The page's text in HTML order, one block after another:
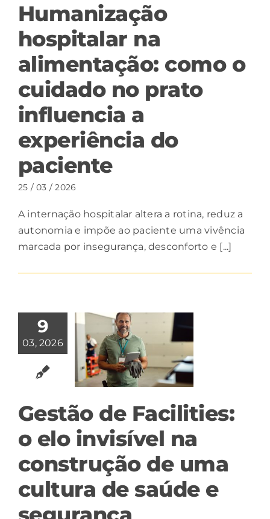
Humanização
hospitalar na
alimentação: como o
cuidado no prato
influencia a
experiência do
paciente
25 / 03 / 2026
A internação hospitalar altera a rotina, reduz a
autonomia e impõe ao paciente uma vivência
marcada por insegurança, desconforto e [...]
9
03, 2026
Gestão de Facilities:
o elo invisível na
construção de uma
cultura de saúde e